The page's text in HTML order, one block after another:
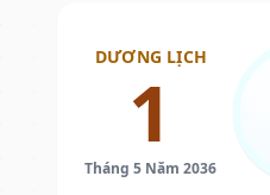
DƯƠNG LỊCH
1
Tháng 5 Năm 2036